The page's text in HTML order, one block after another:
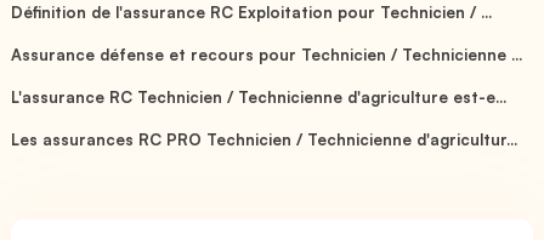
Définition de l'assurance RC Exploitation pour Technicien / ...
Assurance défense et recours pour Technicien / Technicienne ...
L'assurance RC Technicien / Technicienne d'agriculture est-e...
Les assurances RC PRO Technicien / Technicienne d'agricultur...